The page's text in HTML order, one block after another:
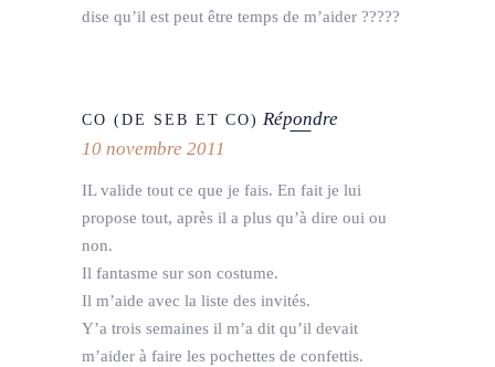
dise qu’il est peut être temps de m’aider ?????
CO (DE SEB ET CO) Répondre
10 novembre 2011
IL valide tout ce que je fais. En fait je lui
propose tout, après il a plus qu’à dire oui ou
non.
Il fantasme sur son costume.
Il m’aide avec la liste des invités.
Y’a trois semaines il m’a dit qu’il devait
m’aider à faire les pochettes de confettis.